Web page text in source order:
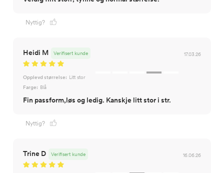
Nyttig?
Heidi M 17.03.26
Verifisert kunde
Opplevd størrelse: Litt stor
Farge: Blå
Fin passform,løs og ledig. Kanskje litt stor i str.
Nyttig?
Trine D 16.06.26
Verifisert kunde